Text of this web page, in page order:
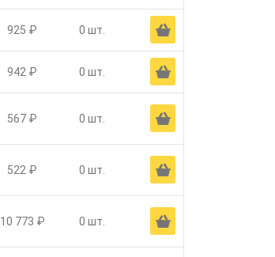
925 ₽ 0 шт. Ä
942 ₽ 0 шт. Ä
567 ₽ 0 шт. Ä
522 ₽ 0 шт. Ä
10 773 ₽ 0 шт. Ä